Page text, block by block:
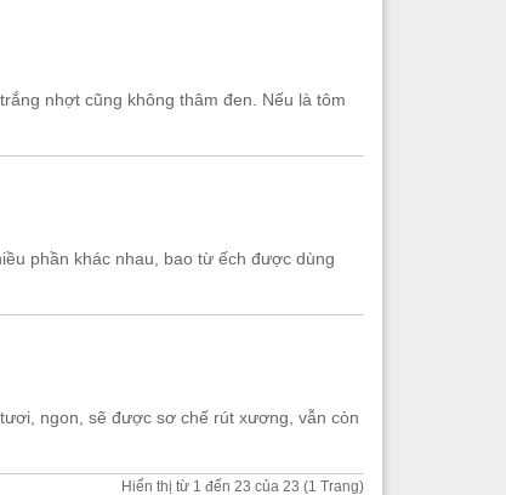
nhợt cũng không thâm đen. Nếu là tôm
phần khác nhau, bao từ ếch được dùng
ngon, sẽ được sơ chế rút xương, vẫn còn
Hiển thị từ 1 đến 23 của 23 (1 Trang)